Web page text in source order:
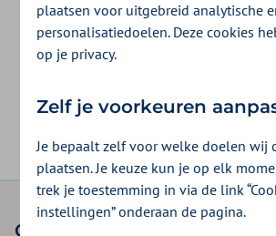
Ja Nee
Onze verzekeringen
plaatsen voor uitgebreid analytische
personalisatiedoelen. Deze cookies
op je privacy.
Zelf je voorkeuren
Je bepaalt zelf voor welke doelen wij
plaatsen. Je keuze kun je op elk
trek je toestemming in via de link
instellingen” onderaan de pagina.